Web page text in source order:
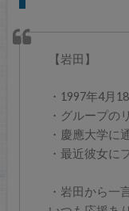
【岩田】
・1997年4月
・グループの
・慶應大学に
・最近彼女に
・岩田から一